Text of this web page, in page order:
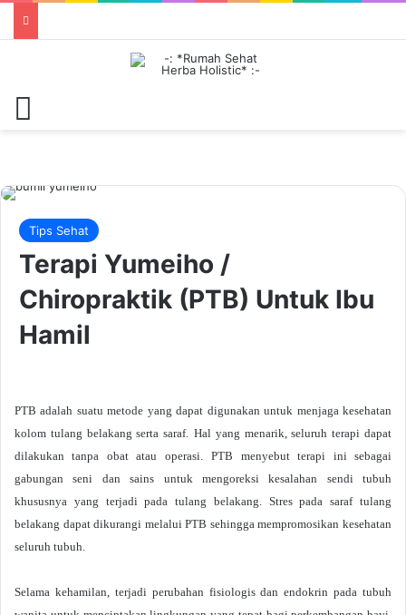
Tips Sehat
Terapi Yumeiho /
Chiropraktik (PTB) Untuk Ibu
Hamil
PTB adalah suatu metode yang dapat digunakan untuk menjaga kesehatan
kolom tulang belakang serta saraf. Hal yang menarik, seluruh terapi dapat
dilakukan tanpa obat atau operasi.
PTB menyebut terapi ini sebagai
gabungan seni dan sains untuk mengoreksi kesalahan sendi tubuh
khususnya yang terjadi pada tulang belakang. Stres pada saraf tulang
belakang dapat dikurangi melalui PTB sehingga mempromosikan kesehatan
seluruh tubuh.
Selama kehamilan, terjadi perubahan fisiologis dan endokrin pada tubuh